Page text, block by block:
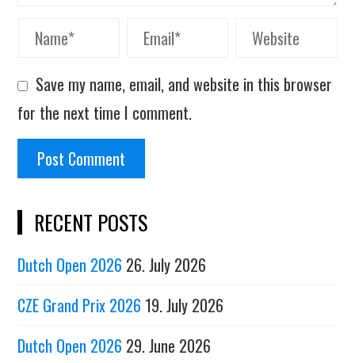
Save my name, email, and website in this browser
for the next time I comment.
RECENT POSTS
Dutch Open 2026 26. July 2026
CZE Grand Prix 2026 19. July 2026
Dutch Open 2026 29. June 2026